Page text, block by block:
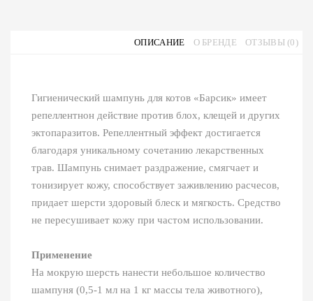
ОПИСАНИЕ О БРЕНДЕ ОТЗЫВЫ (0)
Гигиенический шампунь для котов «Барсик» имеет
репеллентнон действие против блох, клещей и других
эктопаразитов. Репеллентный эффект достигается
благодаря уникальному сочетанию лекарственных
трав. Шампунь снимает раздражение, смягчает и
тонизирует кожу, способствует заживлению расчесов,
придает шерсти здоровый блеск и мягкость. Средство
не пересушивает кожу при частом использовании.
Применение
На мокрую шерсть нанести небольшое количество
шампуня (0,5-1 мл на 1 кг массы тела животного),